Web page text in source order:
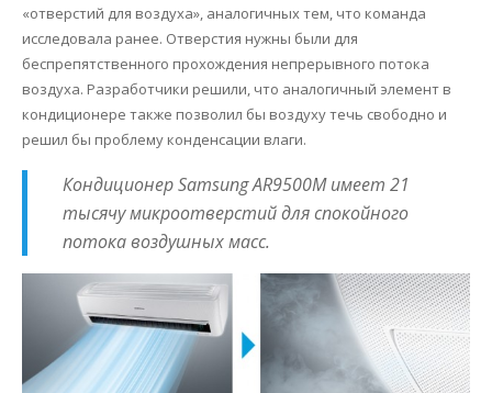
«отверстий для воздуха», аналогичных тем, что команда
исследовала ранее. Отверстия нужны были для
беспрепятственного прохождения непрерывного потока
воздуха. Разработчики решили, что аналогичный элемент в
кондиционере также позволил бы воздуху течь свободно и
решил бы проблему конденсации влаги.
Кондиционер Samsung AR9500M имеет 21
тысячу микроотверстий для спокойного
потока воздушных масс.